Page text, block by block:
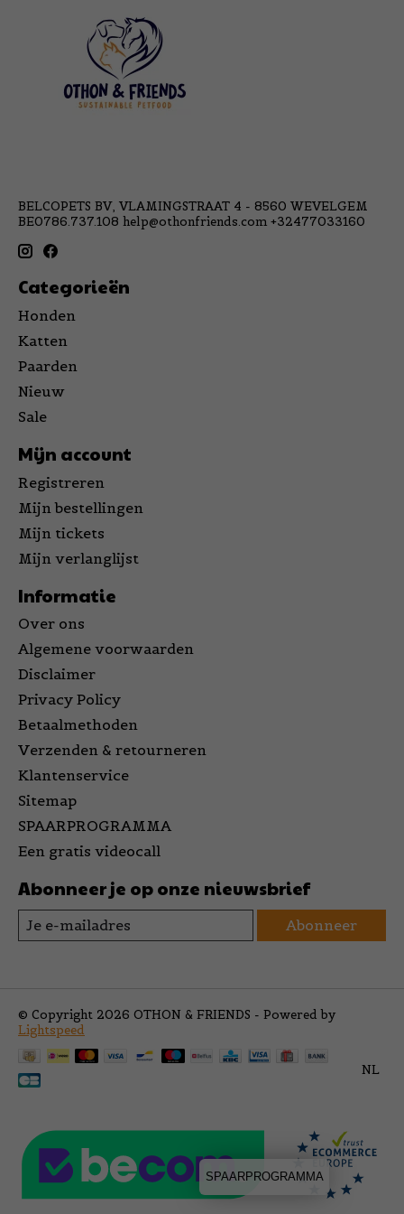
BELCOPETS BV, VLAMINGSTRAAT 4 - 8560 WEVELGEM
BE0786.737.108 help@othonfriends.com +32477033160
Categorieën
Honden
Katten
Paarden
Nieuw
Sale
Mijn account
Registreren
Mijn bestellingen
Mijn tickets
Mijn verlanglijst
Informatie
Over ons
Algemene voorwaarden
Disclaimer
Privacy Policy
Betaalmethoden
Verzenden & retourneren
Klantenservice
Sitemap
SPAARPROGRAMMA
Een gratis videocall
Abonneer je op onze nieuwsbrief
Abonneer
© Copyright 2026 OTHON & FRIENDS - Powered by
Lightspeed
NL
SPAARPROGRAMMA